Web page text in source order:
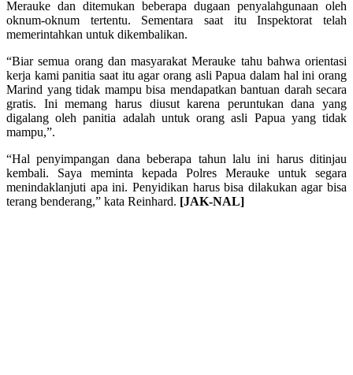
Merauke dan ditemukan beberapa dugaan penyalahgunaan oleh
oknum-oknum tertentu. Sementara saat itu Inspektorat telah
memerintahkan untuk dikembalikan.
“Biar semua orang dan masyarakat Merauke tahu bahwa orientasi
kerja kami panitia saat itu agar orang asli Papua dalam hal ini orang
Marind yang tidak mampu bisa mendapatkan bantuan darah secara
gratis. Ini memang harus diusut karena peruntukan dana yang
digalang oleh panitia adalah untuk orang asli Papua yang tidak
mampu,”.
“Hal penyimpangan dana beberapa tahun lalu ini harus ditinjau
kembali. Saya meminta kepada Polres Merauke untuk segara
menindaklanjuti apa ini. Penyidikan harus bisa dilakukan agar bisa
terang benderang,” kata Reinhard. [JAK-NAL]